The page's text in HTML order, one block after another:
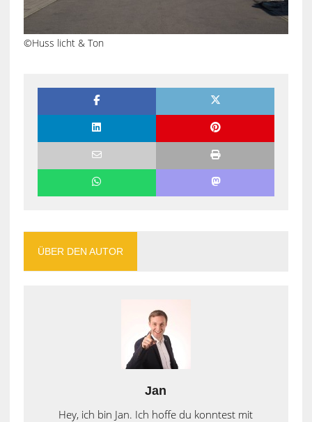
©Huss licht & Ton
ÜBER DEN AUTOR
Jan
Hey, ich bin Jan. Ich hoffe du konntest mit